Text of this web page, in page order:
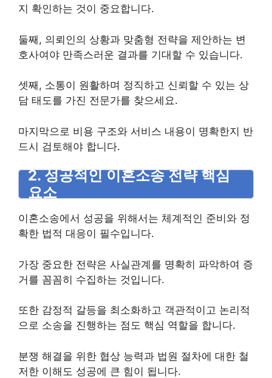
지 확인하는 것이 중요합니다.
둘째, 의뢰인의 상황과 맞춤형 전략을 제안하는 변
호사여야 만족스러운 결과를 기대할 수 있습니다.
셋째, 소통이 원활하며 정직하고 신뢰할 수 있는 상
담 태도를 가진 전문가를 찾으세요.
마지막으로 비용 구조와 서비스 내용이 명확한지 반
드시 검토해야 합니다.
2. 성공적인 이혼소송 전략 핵심
요소
이혼소송에서 성공을 위해서는 체계적인 준비와 정
확한 법적 대응이 필수입니다.
가장 중요한 전략은 사실관계를 명확히 파악하여 증
거를 꼼꼼히 수집하는 것입니다.
또한 감정적 갈등을 최소화하고 객관적이고 논리적
으로 소송을 진행하는 점도 핵심 역할을 합니다.
분쟁 해결을 위한 협상 능력과 법원 절차에 대한 철
저한 이해도 성공에 큰 힘이 됩니다.